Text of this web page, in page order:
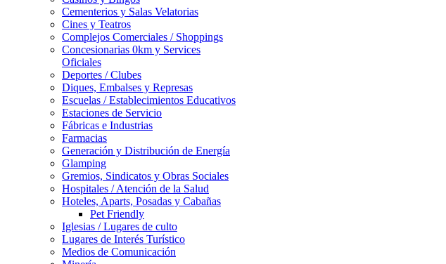
Cementerios y Salas Velatorias
Cines y Teatros
Complejos Comerciales / Shoppings
Concesionarias 0km y Services
Oficiales
Deportes / Clubes
Diques, Embalses y Represas
Escuelas / Establecimientos Educativos
Estaciones de Servicio
Fábricas e Industrias
Farmacias
Generación y Distribución de Energía
Glamping
Gremios, Sindicatos y Obras Sociales
Hospitales / Atención de la Salud
Hoteles, Aparts, Posadas y Cabañas
Pet Friendly
Iglesias / Lugares de culto
Lugares de Interés Turístico
Medios de Comunicación